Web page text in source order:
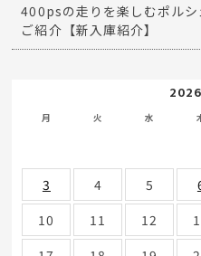
400psの走りを楽しむポル
ご紹介【新入庫紹介】
月 火 水
3
4 5
10
11 12